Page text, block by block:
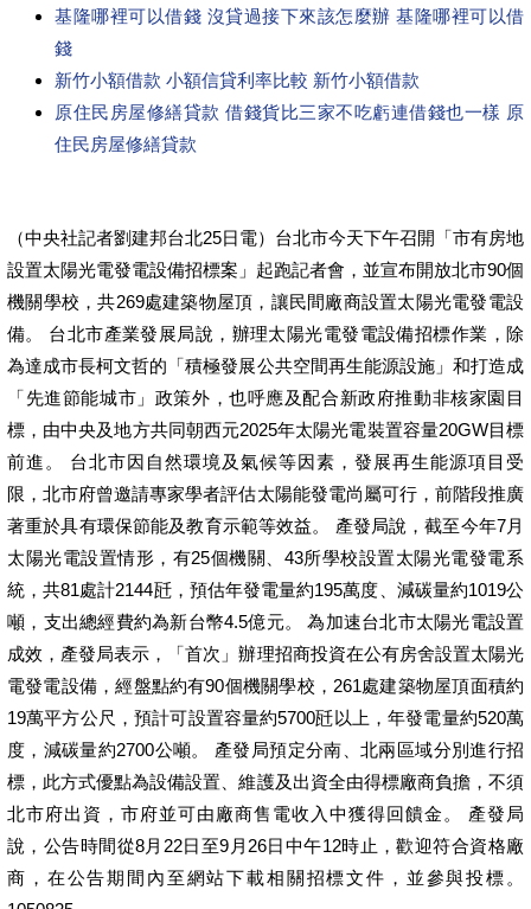
基隆哪裡可以借錢 沒貸過接下來該怎麼辦 基隆哪裡可以借
錢
新竹小額借款 小額信貸利率比較 新竹小額借款
原住民房屋修繕貸款 借錢貨比三家不吃虧連借錢也一樣 原
住民房屋修繕貸款
（中央社記者劉建邦台北25日電）台北市今天下午召開「市有房地
設置太陽光電發電設備招標案」起跑記者會，並宣布開放北市90個
機關學校，共269處建築物屋頂，讓民間廠商設置太陽光電發電設
備。 台北市產業發展局說，辦理太陽光電發電設備招標作業，除
為達成市長柯文哲的「積極發展公共空間再生能源設施」和打造成
「先進節能城市」政策外，也呼應及配合新政府推動非核家園目
標，由中央及地方共同朝西元2025年太陽光電裝置容量20GW目標
前進。 台北市因自然環境及氣候等因素，發展再生能源項目受
限，北市府曾邀請專家學者評估太陽能發電尚屬可行，前階段推廣
著重於具有環保節能及教育示範等效益。 產發局說，截至今年7月
太陽光電設置情形，有25個機關、43所學校設置太陽光電發電系
統，共81處計2144瓩，預估年發電量約195萬度、減碳量約1019公
噸，支出總經費約為新台幣4.5億元。 為加速台北市太陽光電設置
成效，產發局表示，「首次」辦理招商投資在公有房舍設置太陽光
電發電設備，經盤點約有90個機關學校，261處建築物屋頂面積約
19萬平方公尺，預計可設置容量約5700瓩以上，年發電量約520萬
度，減碳量約2700公噸。 產發局預定分南、北兩區域分別進行招
標，此方式優點為設備設置、維護及出資全由得標廠商負擔，不須
北市府出資，市府並可由廠商售電收入中獲得回饋金。 產發局
說，公告時間從8月22日至9月26日中午12時止，歡迎符合資格廠
商，在公告期間內至網站下載相關招標文件，並參與投標。